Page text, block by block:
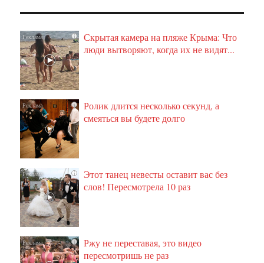
i
Скрытая камера на пляже Крыма: Что
люди вытворяют, когда их не видят...
i
Ролик длится несколько секунд, а
смеяться вы будете долго
i
Этот танец невесты оставит вас без
слов! Пересмотрела 10 раз
i
Ржу не переставая, это видео
пересмотришь не раз